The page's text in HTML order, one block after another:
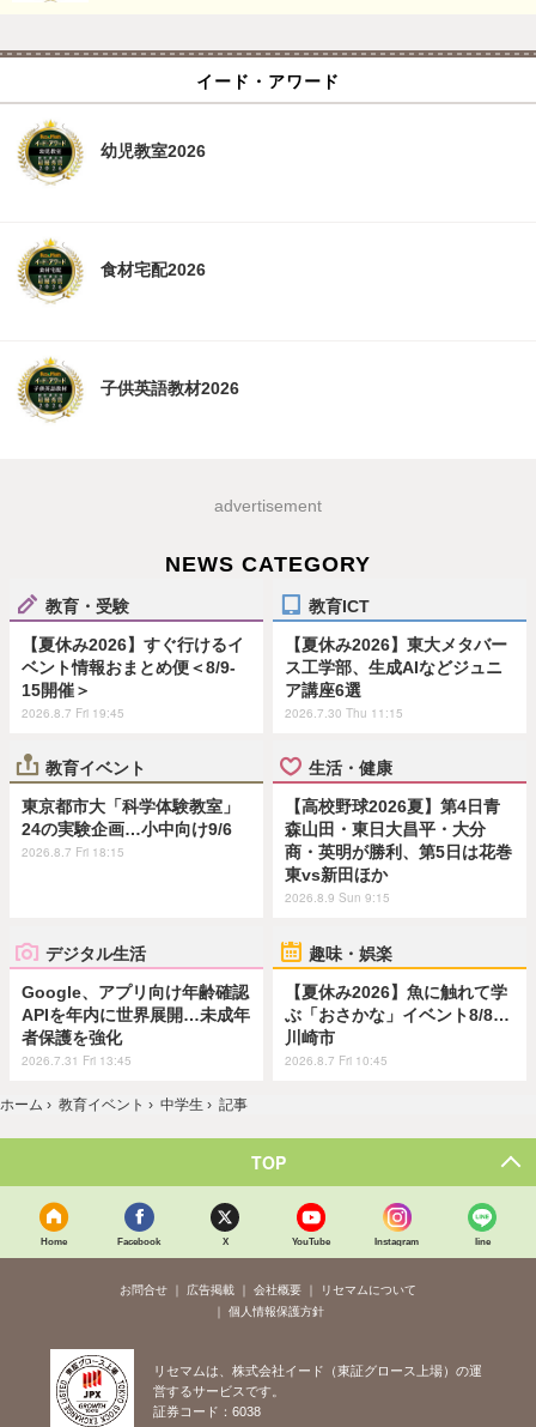
イード・アワード
幼児教室2026
食材宅配2026
子供英語教材2026
advertisement
NEWS CATEGORY
教育・受験
【夏休み2026】すぐ行けるイ
ベント情報おまとめ便＜8/9-
15開催＞
2026.8.7 Fri 19:45
教育ICT
【夏休み2026】東大メタバー
ス工学部、生成AIなどジュニ
ア講座6選
2026.7.30 Thu 11:15
教育イベント
東京都市大「科学体験教室」
24の実験企画…小中向け9/6
2026.8.7 Fri 18:15
生活・健康
【高校野球2026夏】第4日青
森山田・東日大昌平・大分
商・英明が勝利、第5日は花巻
東vs新田ほか
2026.8.9 Sun 9:15
デジタル生活
Google、アプリ向け年齢確認
APIを年内に世界展開…未成年
者保護を強化
2026.7.31 Fri 13:45
趣味・娯楽
【夏休み2026】魚に触れて学
ぶ「おさかな」イベント8/8…
川崎市
2026.8.7 Fri 10:45
ホーム › 教育イベント › 中学生 › 記事
TOP
Home Facebook X YouTube Instagram line
お問合せ 広告掲載 会社概要
リセマムについて
個人情報保護方針
リセマムは、株式会社イード（東証グロース上場）の運
営するサービスです。
証券コード：6038